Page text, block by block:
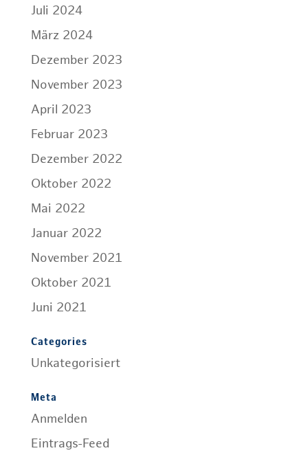
Juli 2024
März 2024
Dezember 2023
November 2023
April 2023
Februar 2023
Dezember 2022
Oktober 2022
Mai 2022
Januar 2022
November 2021
Oktober 2021
Juni 2021
Categories
Unkategorisiert
Meta
Anmelden
Eintrags-Feed